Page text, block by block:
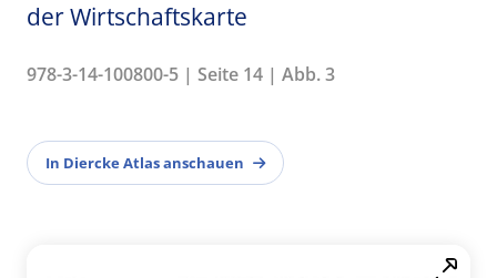
der Wirtschaftskarte
978-3-14-100800-5 | Seite 14 | Abb. 3
In Diercke Atlas anschauen